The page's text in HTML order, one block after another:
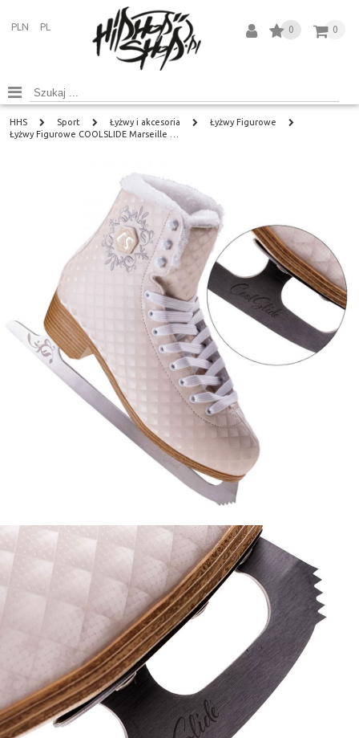
PLN PL 0
0
HHS Sport Łyżwy i akcesoria
Łyżwy Figurowe
Łyżwy Figurowe COOLSLIDE Marseille …